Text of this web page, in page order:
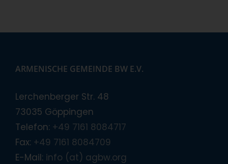
ARMENISCHE GEMEINDE BW E.V.
Lerchenberger Str. 48
73035 Göppingen
Telefon: +49 7161 8084717
Fax: +49 7161 8084709
E-Mail: info (at) agbw.org